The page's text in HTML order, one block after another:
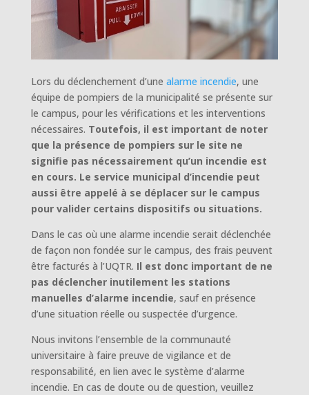
Lors du déclenchement d’une alarme incendie, une
équipe de pompiers de la municipalité se présente sur
le campus, pour les vérifications et les interventions
nécessaires. Toutefois, il est important de noter
que la présence de pompiers sur le site ne
signifie pas nécessairement qu’un incendie est
en cours. Le service municipal d’incendie peut
aussi être appelé à se déplacer sur le campus
pour valider certains dispositifs ou situations.
Dans le cas où une alarme incendie serait déclenchée
de façon non fondée sur le campus, des frais peuvent
être facturés à l’UQTR. Il est donc important de ne
pas déclencher inutilement les stations
manuelles d’alarme incendie, sauf en présence
d’une situation réelle ou suspectée d’urgence.
Nous invitons l’ensemble de la communauté
universitaire à faire preuve de vigilance et de
responsabilité, en lien avec le système d’alarme
incendie. En cas de doute ou de question, veuillez